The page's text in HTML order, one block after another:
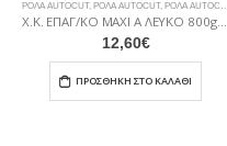
ΡΟΛΆ AUTOCUT, ΡΟΛΆ AUTOCUT, ΡΟΛΆ AUTOCAT
Χ.Κ. ΕΠΑΓ/ΚΟ ΜΑΧΙ Α ΛΕΥΚΟ 800grX6 AUTO CUT
12,60€
ΠΡΟΣΘΉΚΗ ΣΤΟ ΚΑΛΆΘΙ